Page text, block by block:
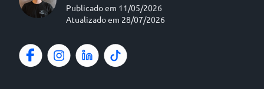
Publicado em 11/05/2026
Atualizado em 28/07/2026